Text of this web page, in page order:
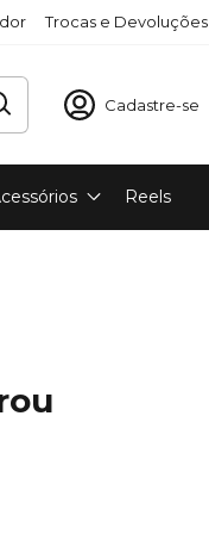
Trocas e Devoluções
Cadastre-se
Reels